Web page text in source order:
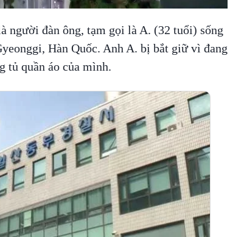
người đàn ông, tạm gọi là A. (32 tuổi) sống
Hàn Quốc. Anh A. bị bắt giữ vì đang
tủ quần áo của mình.